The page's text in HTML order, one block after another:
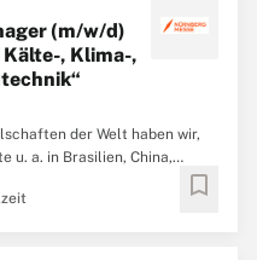
(m/w/d)
Kälte-, Klima-,
der Welt haben wir,
u. a. in Brasilien, China,
und den USA mit rund 1.200
um den Globus Messen,
bookmark